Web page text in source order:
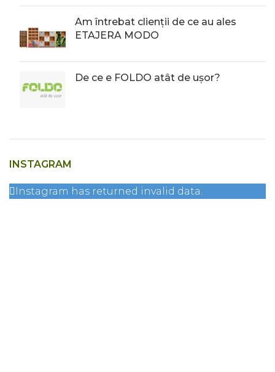
Am întrebat clienții de ce au ales
ETAJERA MODO
De ce e FOLDO atât de ușor?
INSTAGRAM
Instagram has returned invalid data.